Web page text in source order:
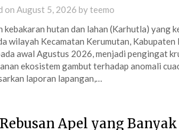
on August 5, 2026 byteemo
kebakaran hutan dan lahan (Karhutla) yang
wilayah Kecamatan Kerumutan, Kabupaten
awal Agustus 2026, menjadi pengingat
ekosistem gambut terhadap anomali
laporan lapangan,…
Apel yang Banyak